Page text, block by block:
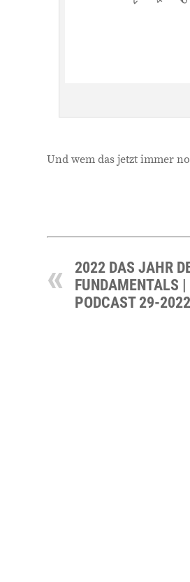
Und wem das jetzt immer
2022 DAS JAHR
FUNDAMENTALS |
PODCAST 29-2022